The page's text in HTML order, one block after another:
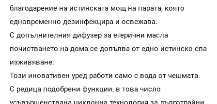
благодарение на истинската мощ на парата, която
едновременно дезинфекцира и освежава.
С допълнителния дифузер за етерични масла
почистването на дома се допълва от едно истинско спа
изживяване.
Този иновативен уред работи само с вода от чешматa.
С редица подобрени функции, в това число